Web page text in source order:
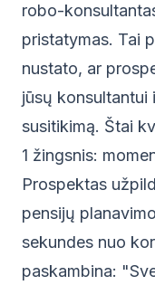
robo-
pristatymas. Tai
nustato, ar
jūsų konsultantui
susitikimą. Štai
1 žingsnis:
Prospektas
pensijų
sekundes nuo
paskambina: